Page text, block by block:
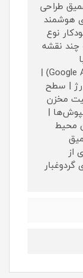
طراحی
هوشمند
نوع
نقشه
دستیارهای هوشمند (Google Assistant, Alexa) |
بار شارژ | سطح
| ظرفیت مخزن
کفپوش‌ها |
محیط‌
از
کوچک | مخزن 4 لیتری گردوغبار